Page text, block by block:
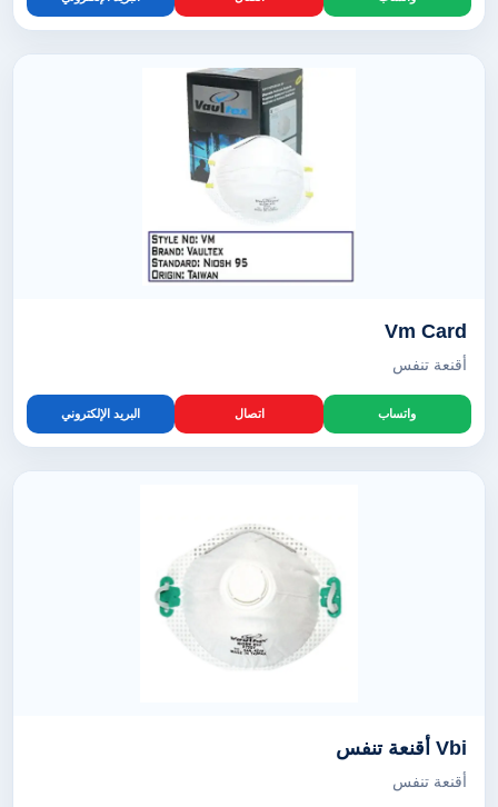
Vm Card
أقنعة تنفس
واتساب اتصال البريد الإلكتروني
Vbi أقنعة تنفس
أقنعة تنفس